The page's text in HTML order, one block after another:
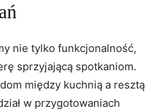
nie tylko funkcjonalność,
sprzyjającą spotkaniom.
między kuchnią a resztą
w przygotowaniach